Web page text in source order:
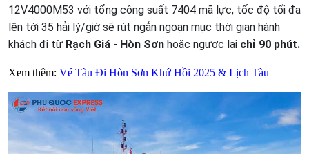
12V4000M53 với tổng công suất 7404 mã lực, tốc độ tối đa
lên tới 35 hải lý/giờ sẽ rút ngắn ngoạn mục thời gian hành
khách đi từ Rạch Giá - Hòn Sơn hoặc ngược lại chỉ 90 phút.
Xem thêm: Vé Tàu Đi Hòn Sơn Khứ Hồi 2025 & Lịch Tàu